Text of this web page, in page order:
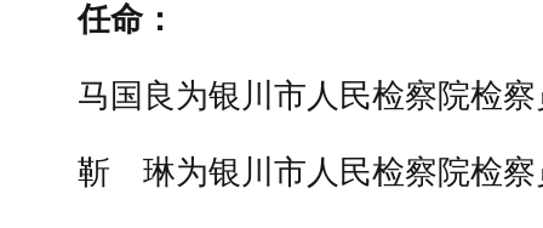
任命：
马国良为银川市人民检察院检察
靳 琳为银川市人民检察院检察